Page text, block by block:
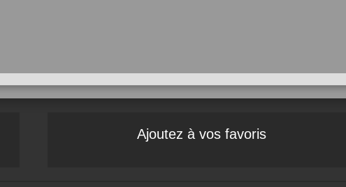
Ajoutez à vos favoris